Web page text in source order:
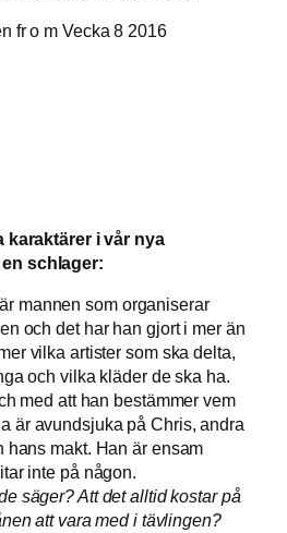
fr o m Vecka 8 2016
karaktärer i vår nya
schlager:
är mannen som organiserar
och det har han gjort i mer än
vilka artister som ska delta,
och vilka kläder de ska ha.
med att han bestämmer vem
är avundsjuka på Chris, andra
hans makt. Han är ensam
inte på någon.
säger? Att det alltid kostar på
att vara med i tävlingen?